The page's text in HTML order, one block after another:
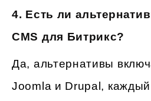
4. Есть ли
CMS для Битрикс?
Да, альтернативы
Joomla и Drupal,